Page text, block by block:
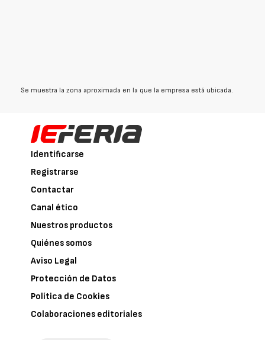
Se muestra la zona aproximada en la que la empresa está ubicada.
Identificarse
Registrarse
Contactar
Canal ético
Nuestros productos
Quiénes somos
Aviso Legal
Protección de Datos
Política de Cookies
Colaboraciones editoriales